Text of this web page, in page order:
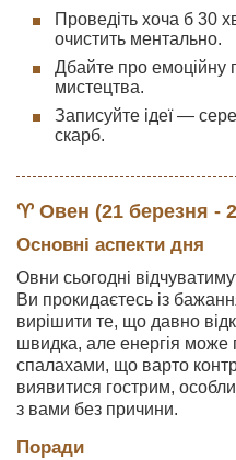
Проведіть хоча б 30
очистить ментально.
Дбайте про емоційну
мистецтва.
Записуйте ідеї —
скарб.
♈ Овен (21 березня -
Основні аспекти дня
Овни сьогодні
Ви прокидаєтесь із
вирішити те, що давно
швидка, але енергія може
спалахами, що варто
виявитися гострим,
з вами без причини.
Поради